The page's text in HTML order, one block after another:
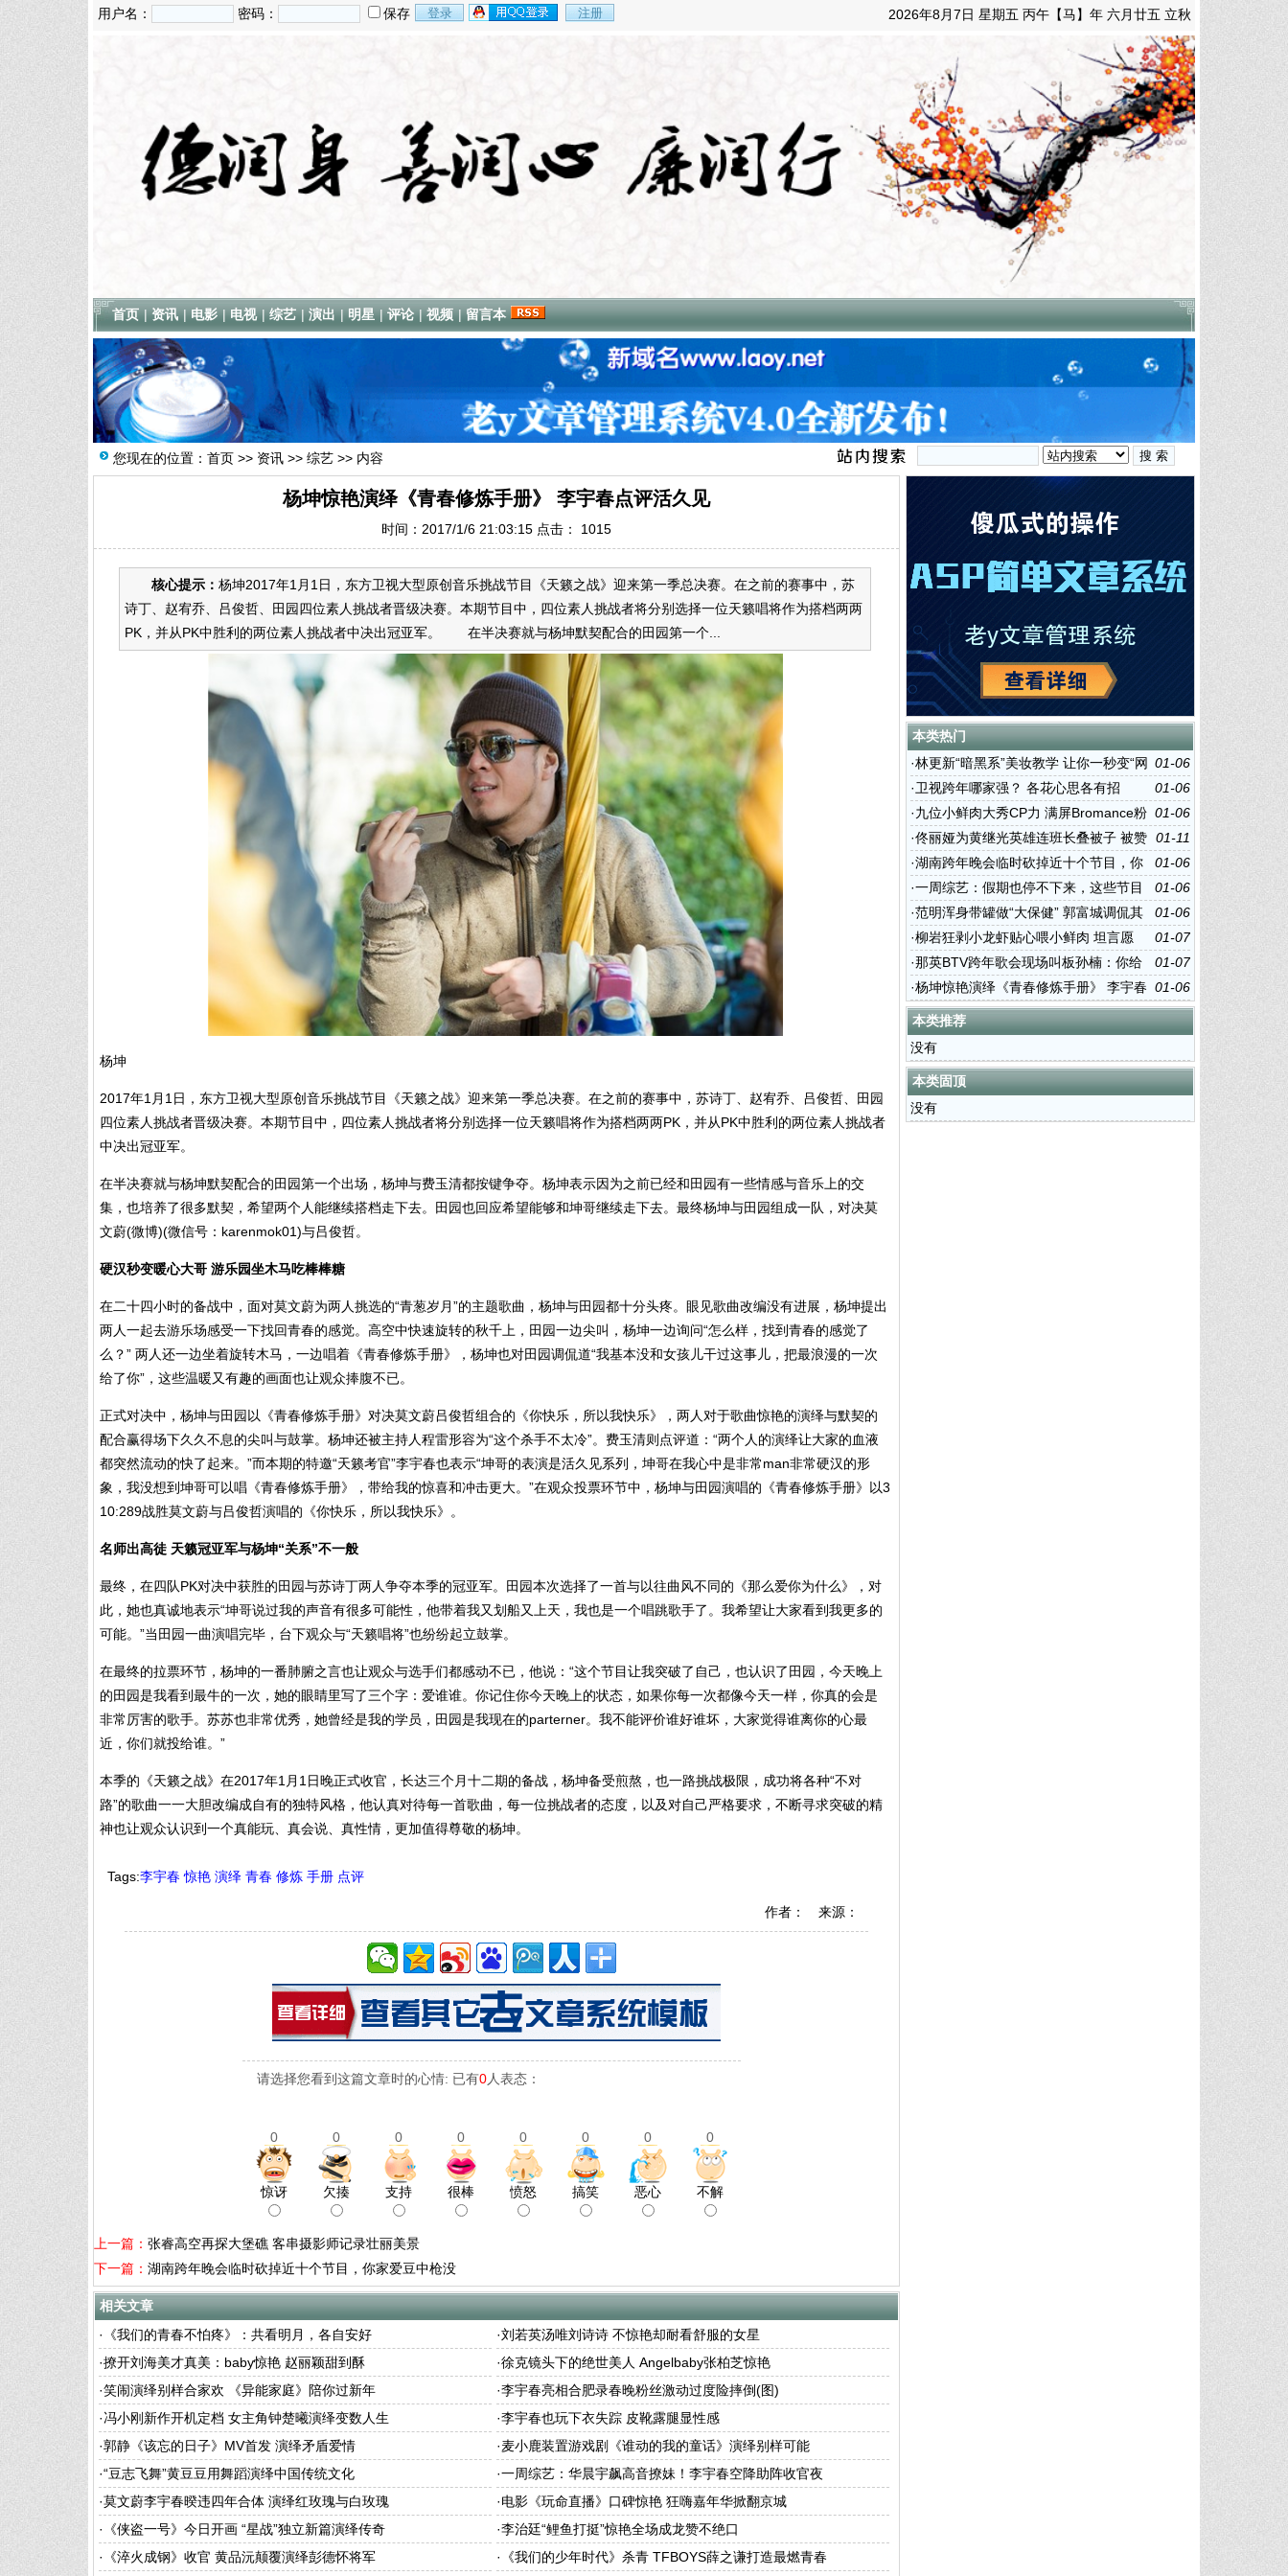
2026年8月7日 星期五 丙午【马】年 六月廿五 立秋
用户名： 密码： 保存
首页 |资讯 |电影 |电视 |综艺 |演出 |明星 |评论 |视频 |留言本
您现在的位置： 首页 >> 资讯 >> 综艺 >> 内容
杨坤惊艳演绎《青春修炼手册》 李宇春点评活久见
时间：2017/1/6 21:03:15 点击： 1015
核心提示： 杨坤2017年1月1日，东方卫视大型原创音乐挑战节目《天籁之战》迎来第一季总决赛。在之前的赛事中，苏
诗丁、赵宥乔、吕俊哲、田园四位素人挑战者晋级决赛。本期节目中，四位素人挑战者将分别选择一位天籁唱将作为搭档两两
PK，并从PK中胜利的两位素人挑战者中决出冠亚军。 在半决赛就与杨坤默契配合的田园第一个...
杨坤
2017年1月1日，东方卫视大型原创音乐挑战节目《天籁之战》迎来第一季总决赛。在之前的赛事中，苏诗丁、赵宥乔、吕俊哲、田园
四位素人挑战者晋级决赛。本期节目中，四位素人挑战者将分别选择一位天籁唱将作为搭档两两PK，并从PK中胜利的两位素人挑战者
中决出冠亚军。
在半决赛就与杨坤默契配合的田园第一个出场，杨坤与费玉清都按键争夺。杨坤表示因为之前已经和田园有一些情感与音乐上的交
集，也培养了很多默契，希望两个人能继续搭档走下去。田园也回应希望能够和坤哥继续走下去。最终杨坤与田园组成一队，对决莫
文蔚(微博)(微信号：karenmok01)与吕俊哲。
硬汉秒变暖心大哥 游乐园坐木马吃棒棒糖
在二十四小时的备战中，面对莫文蔚为两人挑选的“青葱岁月”的主题歌曲，杨坤与田园都十分头疼。眼见歌曲改编没有进展，杨坤提出
两人一起去游乐场感受一下找回青春的感觉。高空中快速旋转的秋千上，田园一边尖叫，杨坤一边询问“怎么样，找到青春的感觉了
么？” 两人还一边坐着旋转木马，一边唱着《青春修炼手册》，杨坤也对田园调侃道“我基本没和女孩儿干过这事儿，把最浪漫的一次
给了你”，这些温暖又有趣的画面也让观众捧腹不已。
正式对决中，杨坤与田园以《青春修炼手册》对决莫文蔚吕俊哲组合的《你快乐，所以我快乐》，两人对于歌曲惊艳的演绎与默契的
配合赢得场下久久不息的尖叫与鼓掌。杨坤还被主持人程雷形容为“这个杀手不太冷”。费玉清则点评道：“两个人的演绎让大家的血液
都突然流动的快了起来。”而本期的特邀“天籁考官”李宇春也表示“坤哥的表演是活久见系列，坤哥在我心中是非常man非常硬汉的形
象，我没想到坤哥可以唱《青春修炼手册》，带给我的惊喜和冲击更大。”在观众投票环节中，杨坤与田园演唱的《青春修炼手册》以3
10:289战胜莫文蔚与吕俊哲演唱的《你快乐，所以我快乐》。
名师出高徒 天籁冠亚军与杨坤“关系”不一般
最终，在四队PK对决中获胜的田园与苏诗丁两人争夺本季的冠亚军。田园本次选择了一首与以往曲风不同的《那么爱你为什么》，对
此，她也真诚地表示“坤哥说过我的声音有很多可能性，他带着我又划船又上天，我也是一个唱跳歌手了。我希望让大家看到我更多的
可能。”当田园一曲演唱完毕，台下观众与“天籁唱将”也纷纷起立鼓掌。
在最终的拉票环节，杨坤的一番肺腑之言也让观众与选手们都感动不已，他说：“这个节目让我突破了自己，也认识了田园，今天晚上
的田园是我看到最牛的一次，她的眼睛里写了三个字：爱谁谁。你记住你今天晚上的状态，如果你每一次都像今天一样，你真的会是
非常厉害的歌手。苏苏也非常优秀，她曾经是我的学员，田园是我现在的parterner。我不能评价谁好谁坏，大家觉得谁离你的心最
近，你们就投给谁。”
本季的《天籁之战》在2017年1月1日晚正式收官，长达三个月十二期的备战，杨坤备受煎熬，也一路挑战极限，成功将各种“不对
路”的歌曲一一大胆改编成自有的独特风格，他认真对待每一首歌曲，每一位挑战者的态度，以及对自己严格要求，不断寻求突破的精
神也让观众认识到一个真能玩、真会说、真性情，更加值得尊敬的杨坤。
Tags:李宇春 惊艳 演绎 青春 修炼 手册 点评
作者： 来源：
请选择您看到这篇文章时的心情: 已有0人表态：
0 0 0 0 0 0 0 0
惊讶 欠揍 支持 很棒 愤怒 搞笑 恶心 不解
上一篇： 张睿高空再探大堡礁 客串摄影师记录壮丽美景
下一篇： 湖南跨年晚会临时砍掉近十个节目，你家爱豆中枪没
相关文章
·
《我们的青春不怕疼》：共看明月，各自安好 ·刘若英汤唯刘诗诗 不惊艳却耐看舒服的女星
·撩开刘海美才真美：baby惊艳 赵丽颖甜到酥 ·徐克镜头下的绝世美人 Angelbaby张柏芝惊艳
·笑闹演绎别样合家欢 《异能家庭》陪你过新年 ·李宇春亮相合肥录春晚粉丝激动过度险摔倒(图)
·冯小刚新作开机定档 女主角钟楚曦演绎变数人生 ·李宇春也玩下衣失踪 皮靴露腿显性感
·郭静《该忘的日子》MV首发 演绎矛盾爱情 ·麦小鹿装置游戏剧《谁动的我的童话》演绎别样可能
·“豆志飞舞”黄豆豆用舞蹈演绎中国传统文化 ·一周综艺：华晨宇飙高音撩妹！李宇春空降助阵收官夜
·莫文蔚李宇春暌违四年合体 演绎红玫瑰与白玫瑰 ·电影《玩命直播》口碑惊艳 狂嗨嘉年华掀翻京城
·
《侠盗一号》今日开画 “星战”独立新篇演绎传奇 ·李治廷“鲤鱼打挺”惊艳全场成龙赞不绝口
·
《淬火成钢》收官 黄品沅颠覆演绎彭德怀将军 · 《我们的少年时代》杀青 TFBOYS薛之谦打造最燃青春
本类热门
01-06
·林更新“暗黑系”美妆教学 让你一秒变“网
红”
01-06
·卫视跨年哪家强？ 各花心思各有招
01-06
·九位小鲜肉大秀CP力 满屏Bromance粉
红
01-11
·佟丽娅为黄继光英雄连班长叠被子 被赞
暖心姐姐
01-06
·湖南跨年晚会临时砍掉近十个节目，你
家爱豆中枪没
01-06
·一周综艺：假期也停不下来，这些节目
假期必看
01-06
·范明浑身带罐做“大保健” 郭富城调侃其
变“恐龙”
01-07
·柳岩狂剥小龙虾贴心喂小鲜肉 坦言愿
为“好看”接受“难穿”
01-07
·那英BTV跨年歌会现场叫板孙楠：你给
我等着！
01-06
·杨坤惊艳演绎《青春修炼手册》 李宇春
点评活久见
本类推荐
没有
本类固顶
没有